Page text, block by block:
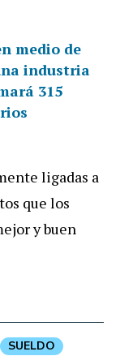
medio de
industria
315
ligadas a
que los
y buen
SUELDO